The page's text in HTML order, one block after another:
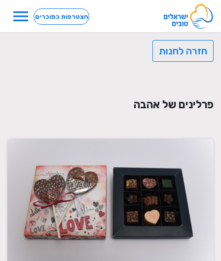
הצטרפות כמוכרים menu
חזרה לחנות
פרלינים של אהבה